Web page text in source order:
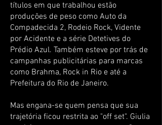
títulos em que trabalhou estão
produções de peso como Auto da
Compadecida 2, Rodeio Rock, Vidente
por Acidente e a série Detetives do
Prédio Azul. Também esteve por trás de
campanhas publicitárias para marcas
como Brahma, Rock in Rio e até a
Prefeitura do Rio de Janeiro.
Mas engana-se quem pensa que sua
trajetória ficou restrita ao "off set". Giulia